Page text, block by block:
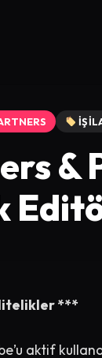
İŞ
&
***
aktif